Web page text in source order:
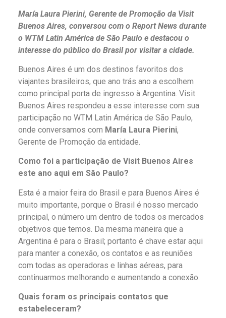
María Laura Pierini, Gerente de Promoção da Visit
Buenos Aires, conversou com o Report News durante
o WTM Latin América de São Paulo e destacou o
interesse do público do Brasil por visitar a cidade.
Buenos Aires é um dos destinos favoritos dos
viajantes brasileiros, que ano trás ano a escolhem
como principal porta de ingresso à Argentina. Visit
Buenos Aires respondeu a esse interesse com sua
participação no WTM Latin América de São Paulo,
onde conversamos com María Laura Pierini,
Gerente de Promoção da entidade.
Como foi a participação de Visit Buenos Aires
este ano aqui em São Paulo?
Esta é a maior feira do Brasil e para Buenos Aires é
muito importante, porque o Brasil é nosso mercado
principal, o número um dentro de todos os mercados
objetivos que temos. Da mesma maneira que a
Argentina é para o Brasil; portanto é chave estar aqui
para manter a conexão, os contatos e as reuniões
com todas as operadoras e linhas aéreas, para
continuarmos melhorando e aumentando a conexão.
Quais foram os principais contatos que
estabeleceram?